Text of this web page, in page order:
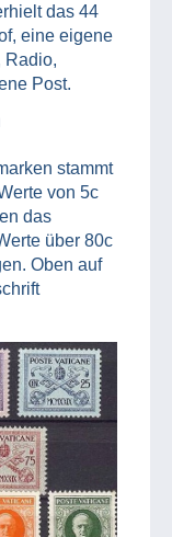
das 44
eine eigene
Radio,
Post.
stammt
von 5c
das
über 80c
Oben auf